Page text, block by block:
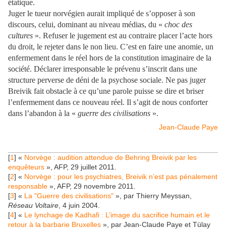
étatique.
Juger le tueur norvégien aurait impliqué de s’opposer à son
discours, celui, dominant au niveau médias, du « choc des
cultures ». Refuser le jugement est au contraire placer l’acte hors
du droit, le rejeter dans le non lieu. C’est en faire une anomie, un
enfermement dans le réel hors de la constitution imaginaire de la
société. Déclarer irresponsable le prévenu s’inscrit dans une
structure perverse de déni de la psychose sociale. Ne pas juger
Breivik fait obstacle à ce qu’une parole puisse se dire et briser
l’enfermement dans ce nouveau réel. Il s’agit de nous conforter
dans l’abandon à la « guerre des civilisations ».
Jean-Claude Paye
[1] « Norvège : audition attendue de Behring Breivik par les
enquêteurs », AFP, 29 juillet 2011.
[2] « Norvège : pour les psychiatres, Breivik n’est pas pénalement
responsable », AFP, 29 novembre 2011.
[3] « La "Guerre des civilisations" », par Thierry Meyssan,
Réseau Voltaire , 4 juin 2004.
[4] « Le lynchage de Kadhafi : L’image du sacrifice humain et le
retour à la barbarie Bruxelles », par Jean-Claude Paye et Tülay